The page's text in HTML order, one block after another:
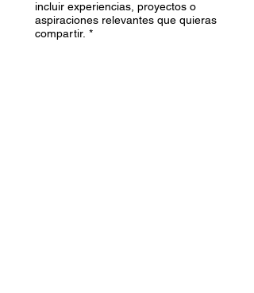
incluir experiencias, proyectos o
aspiraciones relevantes que quieras
compartir. *